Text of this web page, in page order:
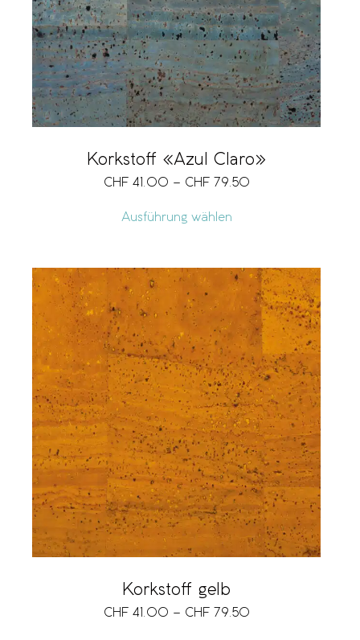
Korkstoff «Azul Claro»
CHF 41.00 – CHF 79.50
Ausführung wählen
Korkstoff gelb
CHF 41.00 – CHF 79.50